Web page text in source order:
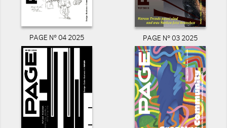
PAGE N° 04 2025 PAGE N° 03 2025